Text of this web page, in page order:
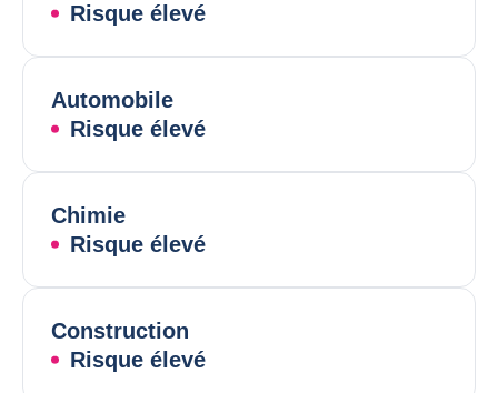
Risque élevé
Automobile
Risque élevé
Chimie
Risque élevé
Construction
Risque élevé